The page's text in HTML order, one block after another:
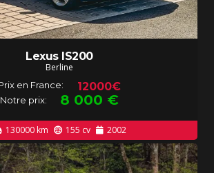
Lexus IS200
Berline
en France: 12000€
Notre prix: 8 000 €
130000 km 155 cv 2002